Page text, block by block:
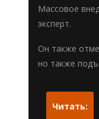
Массовое
эксперт.
Он также
но также
Читать: